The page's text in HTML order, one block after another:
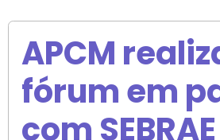
APCM
fórum em
com